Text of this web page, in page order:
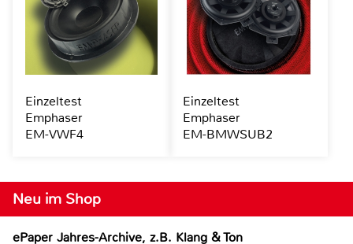
Neu im Shop
ePaper Jahres-Archive, z.B. Klang & Ton
Einzeltest
Emphaser
EM-VWF4
Einzeltest
Emphaser
EM-BMWSUB2